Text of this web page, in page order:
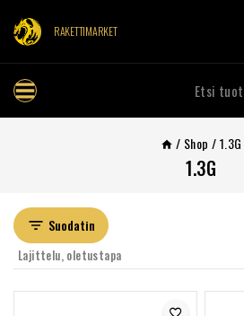
RAKETTIMARKET
/ Shop /1.3G
1.3G
Suodatin